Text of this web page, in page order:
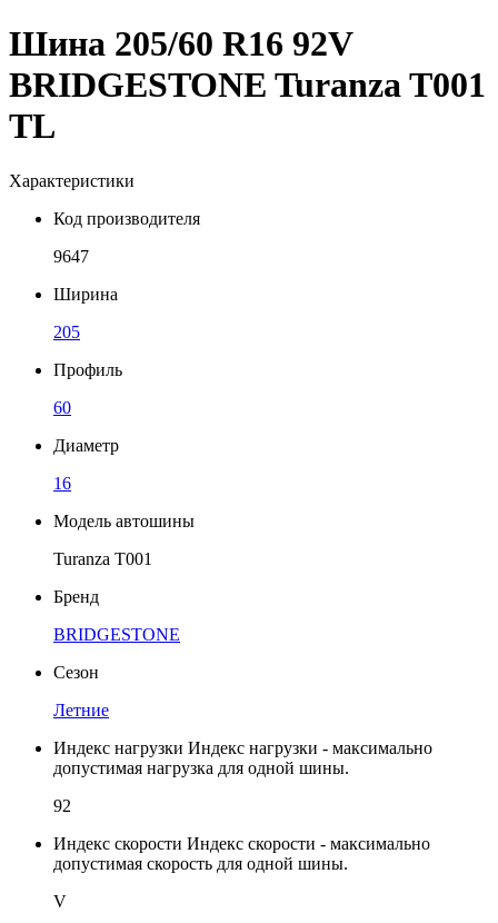
Шина 205/60 R16 92V
BRIDGESTONE Turanza T001
TL
Характеристики
Код производителя
9647
Ширина
205
Профиль
60
Диаметр
16
Модель автошины
Turanza T001
Бренд
BRIDGESTONE
Сезон
Летние
Индекс нагрузки Индекс нагрузки - максимально
допустимая нагрузка для одной шины.
92
Индекс скорости Индекс скорости - максимально
допустимая скорость для одной шины.
V